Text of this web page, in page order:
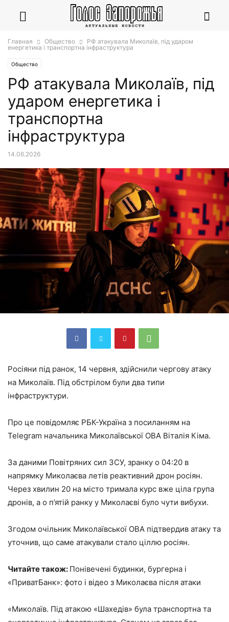
Главная Общество
РФ атакувала Миколаїв, під ударом
енергетика і транспортна інфраструктура
Общество
РФ атакувала Миколаїв, під
ударом енергетика і
транспортна
інфраструктура
14.06.2026
Росіяни під ранок, 14 червня, здійснили чергову атаку
на Миколаїв. Під обстрілом були два типи
інфраструктури.
Про це повідомляє РБК-Україна з посиланням на
Telegram начальника Миколаївської ОВА Віталія Кіма.
За даними Повітряних сил ЗСУ, зранку о 04:20 в
напрямку Миколаєва летів реактивний дрон росіян.
Через хвилин 20 на місто тримала курс вже ціла група
дронів, а о п’ятій ранку у Миколаєві було чути вибухи.
Згодом очільник Миколаївської ОВА підтвердив атаку та
уточнив, що саме атакували стало ціллю росіян.
Читайте також: Понівечені будинки, бургерна і
«ПриватБанк»: фото і відео з Миколаєва після атаки
«Миколаїв. Під атакою «Шахедів» була транспортна та